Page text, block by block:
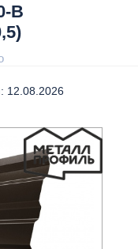
B
12.08.2026